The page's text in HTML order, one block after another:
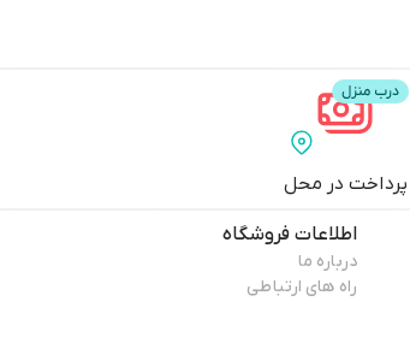
پرداخت در محل
اطلاعات فروشگاه
درباره ما
راه های ارتباطی